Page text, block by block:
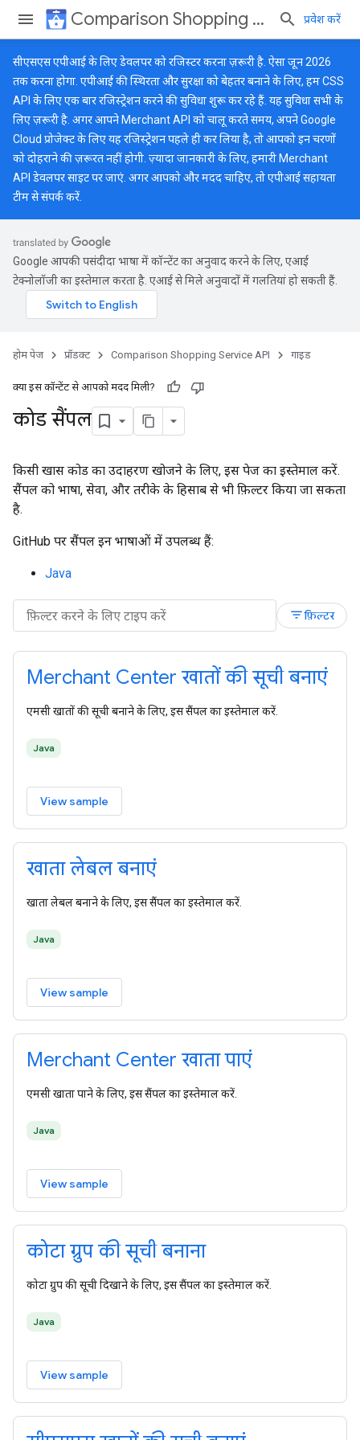
Comparison Shopping Service API प्रवेश करें
सीएसएस एपीआई के लिए डेवलपर को रजिस्टर करना ज़रूरी है. ऐसा जून 2026
तक करना होगा. एपीआई की स्थिरता और सुरक्षा को बेहतर बनाने के लिए, हम CSS
API के लिए एक बार रजिस्ट्रेशन करने की सुविधा शुरू कर रहे हैं. यह सुविधा सभी के
लिए ज़रूरी है. अगर आपने Merchant API को चालू करते समय, अपने Google
Cloud प्रोजेक्ट के लिए यह रजिस्ट्रेशन पहले ही कर लिया है, तो आपको इन चरणों
को दोहराने की ज़रूरत नहीं होगी. ज़्यादा जानकारी के लिए, हमारी Merchant
API डेवलपर साइटपर जाएं. अगर आपको और मदद चाहिए, तोएपीआई सहायता
टीमसे संपर्क करें.
Google आपकी पसंदीदा भाषा में कॉन्टेंट का अनुवाद करने के लिए, एआई
टेक्नोलॉजी का इस्तेमाल करता है. एआई से मिले अनुवादों में गलतियां हो सकती हैं.
होम पेज प्रॉडक्ट Comparison Shopping Service API गाइड
क्या इस कॉन्टेंट से आपको मदद मिली?
कोड सैंपल
किसी खास कोड का उदाहरण खोजने के लिए, इस पेज का इस्तेमाल करें.
सैंपल को भाषा, सेवा, और तरीके के हिसाब से भी फ़िल्टर किया जा सकता
है.
GitHub पर सैंपल इन भाषाओं में उपलब्ध हैं:
Java
filter_listफ़िल्टर
Merchant Center खातों की सूची बनाएं
एमसी खातों की सूची बनाने के लिए, इस सैंपल का इस्तेमाल करें.
Java
View sample
खाता लेबल बनाएं
खाता लेबल बनाने के लिए, इस सैंपल का इस्तेमाल करें.
Java
View sample
Merchant Center खाता पाएं
एमसी खाता पाने के लिए, इस सैंपल का इस्तेमाल करें.
Java
View sample
कोटा ग्रुप की सूची बनाना
कोटा ग्रुप की सूची दिखाने के लिए, इस सैंपल का इस्तेमाल करें.
Java
View sample